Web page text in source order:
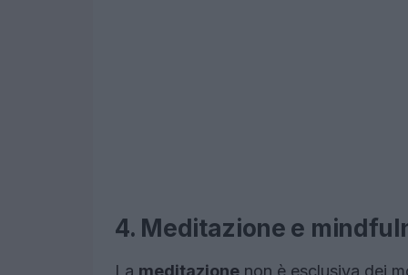
4. Meditazione e